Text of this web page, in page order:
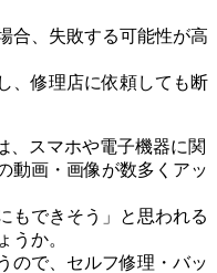
合、失敗する可能性が高
、修理店に依頼しても断
、スマホや電子機器に関
動画・画像が数多くアッ
もできそう」と思われる
うか。
ので、セルフ修理・バッ